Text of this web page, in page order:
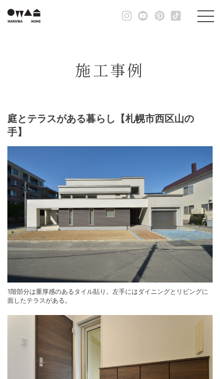
施工事例
庭とテラスがある暮らし【札幌市西区山の
手】
1階部分は重厚感のあるタイル貼り。左手にはダイニングとリビングに
面したテラスがある。